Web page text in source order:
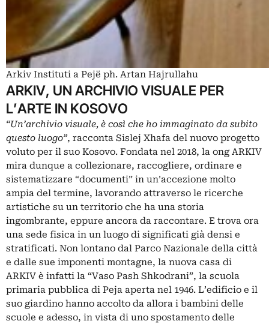
Arkiv Instituti a Pejë ph. Artan Hajrullahu
ARKIV, UN ARCHIVIO VISUALE PER
L’ARTE IN KOSOVO
“Un’archivio visuale, è così che ho immaginato da subito
questo luogo”, racconta Sislej Xhafa del nuovo progetto
voluto per il suo Kosovo. Fondata nel 2018, la ong ARKIV
mira dunque a collezionare, raccogliere, ordinare e
sistematizzare “documenti” in un’accezione molto
ampia del termine, lavorando attraverso le ricerche
artistiche su un territorio che ha una storia
ingombrante, eppure ancora da raccontare. E trova ora
una sede fisica in un luogo di significati già densi e
stratificati. Non lontano dal Parco Nazionale della città
e dalle sue imponenti montagne, la nuova casa di
ARKIV è infatti la “Vaso Pash Shkodrani”, la scuola
primaria pubblica di Peja aperta nel 1946. L’edificio e il
suo giardino hanno accolto da allora i bambini delle
scuole e adesso, in vista di uno spostamento delle